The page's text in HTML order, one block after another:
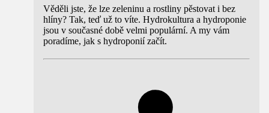
Věděli jste, že lze zeleninu a rostliny pěstovat i bez
hlíny? Tak, teď už to víte. Hydrokultura a hydroponie
jsou v současné době velmi populární. A my vám
poradíme, jak s hydroponií začít.